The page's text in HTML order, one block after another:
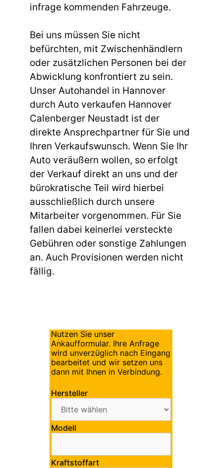
infrage kommenden Fahrzeuge.
Bei uns müssen Sie nicht
befürchten, mit Zwischenhändlern
oder zusätzlichen Personen bei der
Abwicklung konfrontiert zu sein.
Unser Autohandel in Hannover
durch Auto verkaufen Hannover
Calenberger Neustadt ist der
direkte Ansprechpartner für Sie und
Ihren Verkaufswunsch. Wenn Sie Ihr
Auto veräußern wollen, so erfolgt
der Verkauf direkt an uns und der
bürokratische Teil wird hierbei
ausschließlich durch unsere
Mitarbeiter vorgenommen. Für Sie
fallen dabei keinerlei versteckte
Gebühren oder sonstige Zahlungen
an. Auch Provisionen werden nicht
fällig.
Nutzen Sie unser
Ankaufformular. Ihre Anfrage
wird unverzüglich nach Eingang
bearbeitet und wir setzen uns
dann mit Ihnen in Verbindung.
Hersteller
Modell
Kraftstoffart